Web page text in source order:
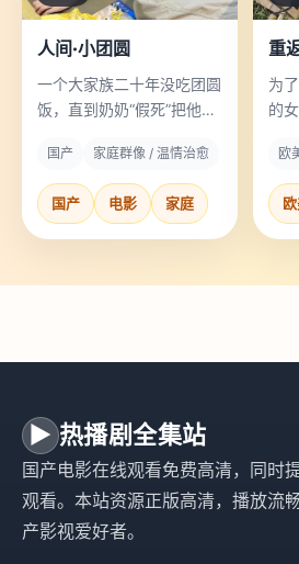
人间·小团圆
一个大家族二十年没吃团圆
饭，直到奶奶“假死”把他们
国产 家庭群像 / 温情治愈
国产 电影 家庭
重
为
的
欧
▶ 热播剧全集站
国产电影在线观看免费高清，同时
观看。本站资源正版高清，播放流
产影视爱好者。